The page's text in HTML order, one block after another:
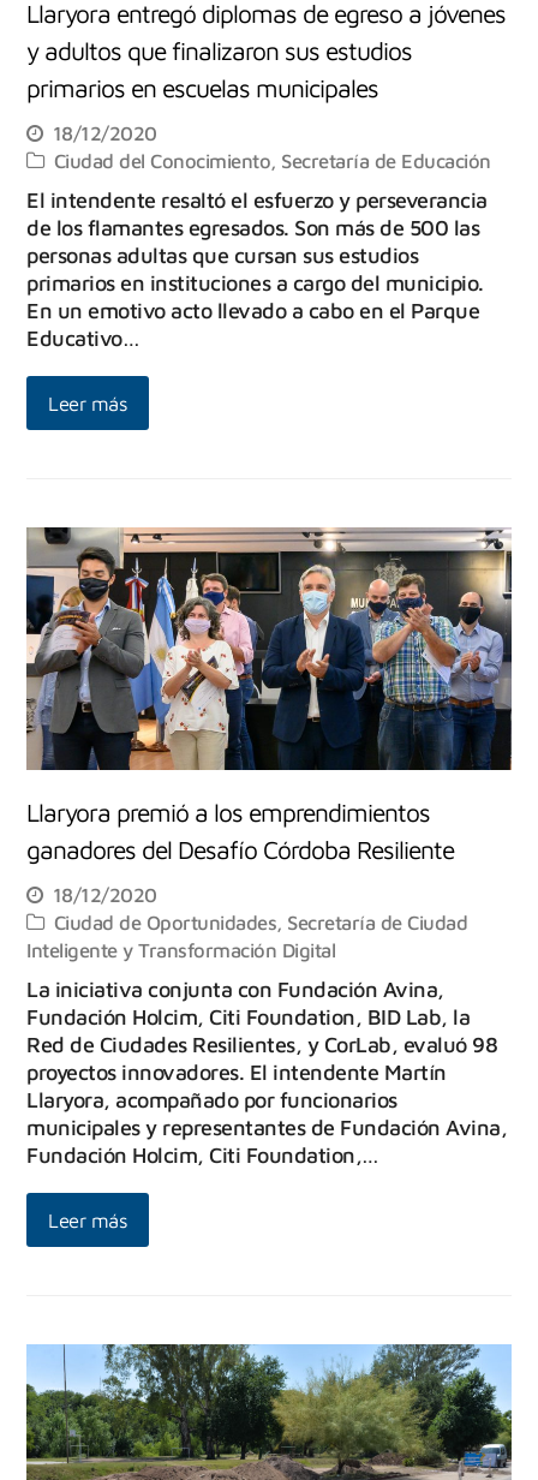
Llaryora entregó diplomas de egreso a jóvenes
y adultos que finalizaron sus estudios
primarios en escuelas municipales
18/12/2020
Ciudad del Conocimiento, Secretaría de Educación
El intendente resaltó el esfuerzo y perseverancia
de los flamantes egresados. Son más de 500 las
personas adultas que cursan sus estudios
primarios en instituciones a cargo del municipio.
En un emotivo acto llevado a cabo en el Parque
Educativo…
Leer más
Llaryora premió a los emprendimientos
ganadores del Desafío Córdoba Resiliente
18/12/2020
Ciudad de Oportunidades, Secretaría de Ciudad
Inteligente y Transformación Digital
La iniciativa conjunta con Fundación Avina,
Fundación Holcim, Citi Foundation, BID Lab, la
Red de Ciudades Resilientes, y CorLab, evaluó 98
proyectos innovadores. El intendente Martín
Llaryora, acompañado por funcionarios
municipales y representantes de Fundación Avina,
Fundación Holcim, Citi Foundation,…
Leer más